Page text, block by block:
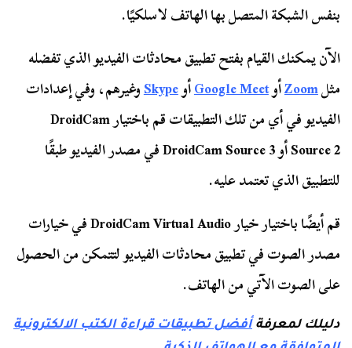
بنفس الشبكة المتصل بها الهاتف لاسلكيًا.
الآن يمكنك القيام بفتح تطبيق محادثات الفيديو الذي تفضله
مثلZoomأوGoogle MeetأوSkypeوغيرهم، وفي إعدادات
الفيديو في أي من تلك التطبيقات قم باختيار DroidCam
Source 2 أو DroidCam Source 3 في مصدر الفيديو طبقًا
للتطبيق الذي تعتمد عليه.
قم أيضًا باختيار خيار DroidCam Virtual Audio في خيارات
مصدر الصوت في تطبيق محادثات الفيديو لتتمكن من الحصول
على الصوت الآتي من الهاتف.
دليلك لمعرفةأفضل تطبيقات قراءة الكتب الالكترونية